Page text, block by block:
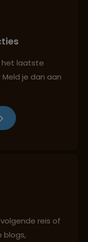
en milieu
het laatste
je dan aan
reis of
blogs,